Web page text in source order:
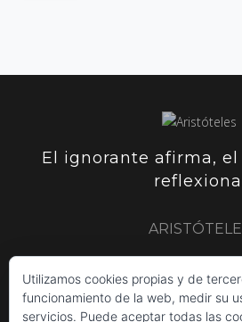
El ignorante afirma,
ARISTÓTELES PLUTARCO
Utilizamos cookies propias y de
funcionamiento de la web, medir su
servicios. Puede aceptar todas las